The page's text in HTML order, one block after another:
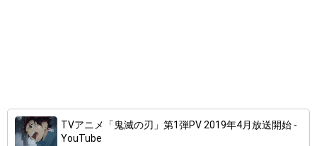
TVアニメ「鬼滅の刃」第1弾PV 2019年4月放送開始 -
YouTube